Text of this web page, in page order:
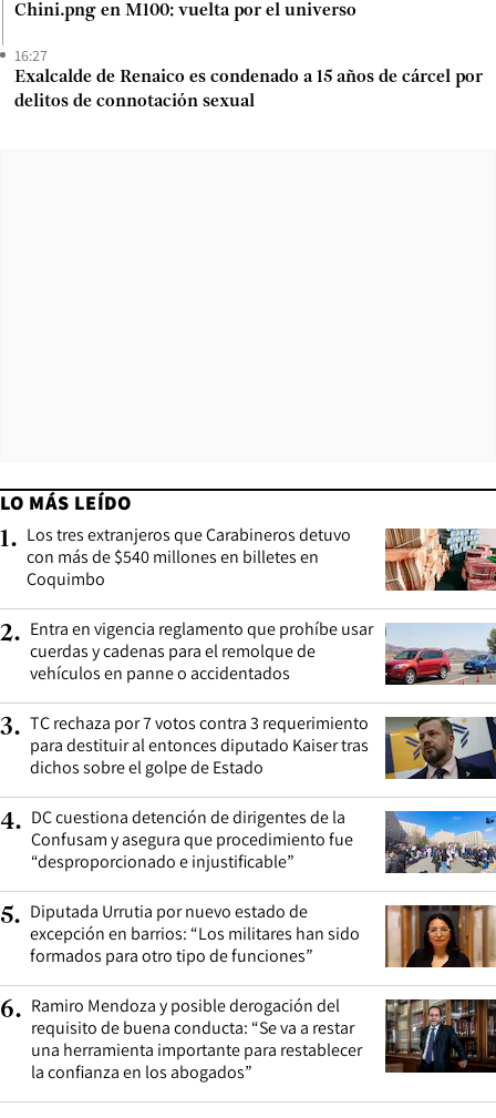
Chini.png en M100: vuelta por el universo
16:27
Exalcalde de Renaico es condenado a 15 años de cárcel por
delitos de connotación sexual
LO MÁS LEÍDO
1. Los tres extranjeros que Carabineros detuvo
con más de $540 millones en billetes en
Coquimbo
2. Entra en vigencia reglamento que prohíbe usar
cuerdas y cadenas para el remolque de
vehículos en panne o accidentados
3. TC rechaza por 7 votos contra 3 requerimiento
para destituir al entonces diputado Kaiser tras
dichos sobre el golpe de Estado
4. DC cuestiona detención de dirigentes de la
Confusam y asegura que procedimiento fue
“desproporcionado e injustificable”
5. Diputada Urrutia por nuevo estado de
excepción en barrios: “Los militares han sido
formados para otro tipo de funciones”
6. Ramiro Mendoza y posible derogación del
requisito de buena conducta: “Se va a restar
una herramienta importante para restablecer
la confianza en los abogados”